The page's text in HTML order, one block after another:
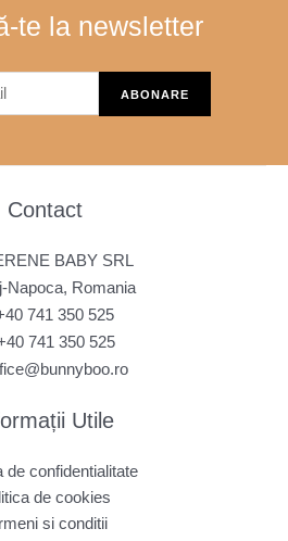
te la newsletter
Contact
BABY SRL
Napoca, Romania
741 350 525
741 350 525
Utile
de confidentialitate
de cookies
si conditii